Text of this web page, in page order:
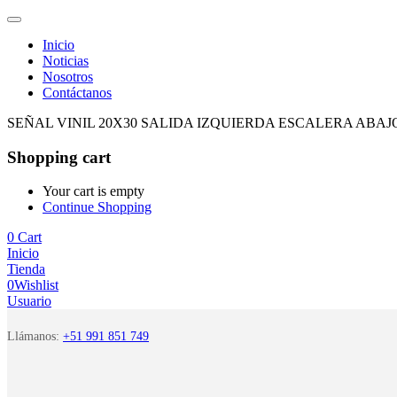
Inicio
Noticias
Nosotros
Contáctanos
SEÑAL VINIL 20X30 SALIDA IZQUIERDA ESCALERA
Shopping cart
Your cart is empty
Continue Shopping
0 Cart
Inicio
Tienda
0Wishlist
Usuario
Llámanos: +51 991 851 749